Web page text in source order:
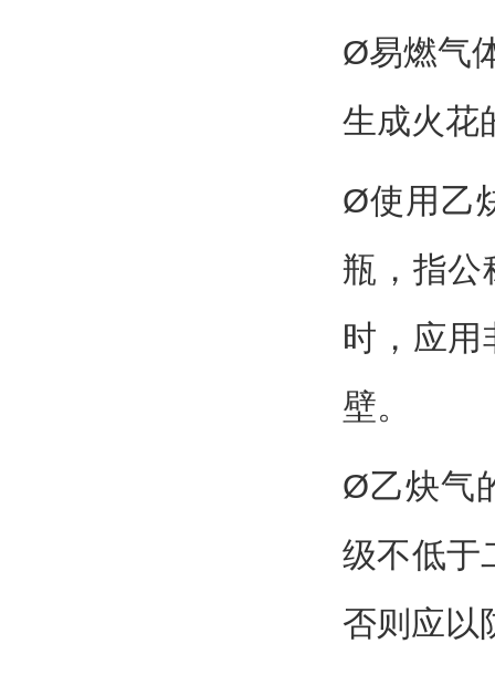
Ø易燃气
生成火花
Ø使用乙
瓶，指公
时，应
壁。
Ø乙炔气
级不低于
否则应以